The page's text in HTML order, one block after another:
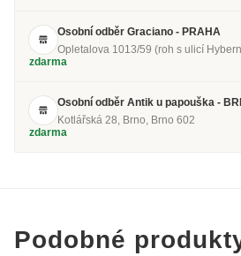
Osobní odběr Graciano - PRAHA
Opletalova 1013/59 (roh s ulicí
zdarma
Osobní odběr Antik u papouška -
Kotlářská 28, Brno, Brno 602
zdarma
Podobné